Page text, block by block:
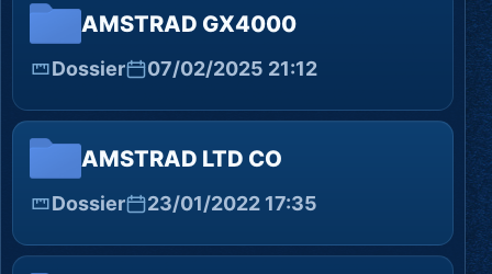
AMSTRAD GX4000
Dossier 07/02/2025 21:12
AMSTRAD LTD CO
Dossier 23/01/2022 17:35